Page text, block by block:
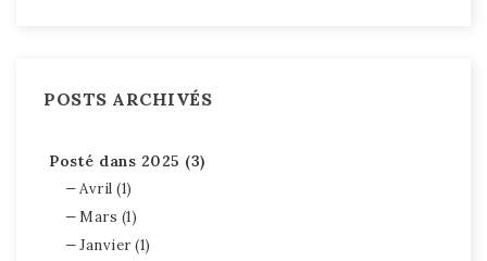
POSTS ARCHIVÉS
Posté dans 2025 (3)
Avril (1)
Mars (1)
Janvier (1)